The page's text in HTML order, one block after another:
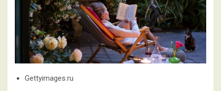
Gettyimages.ru